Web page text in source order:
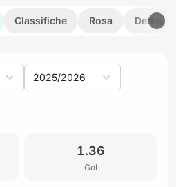
Classifiche Rosa Dettagli
2025/2026
1.36
Gol